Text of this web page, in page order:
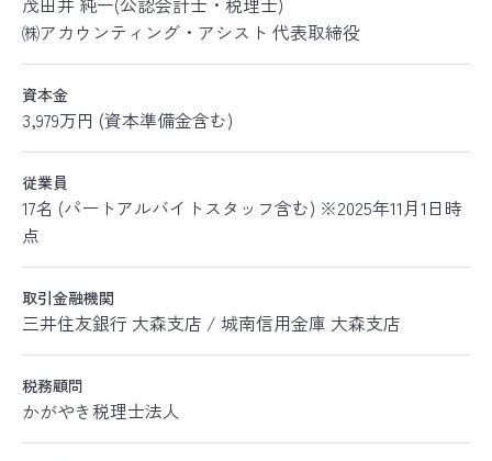
㈱アカウンティング・アシスト 代表取締役
資本金
3,979万円 (資本準備金含む)
従業員
17名 (パートアルバイトスタッフ含む) ※2025年11月1日時
点
取引金融機関
三井住友銀行 大森支店 / 城南信用金庫 大森支店
税務顧問
かがやき税理士法人